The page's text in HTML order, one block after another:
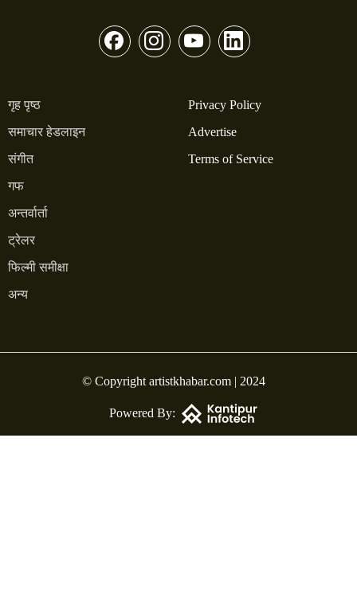
गृह पृष्ठ
समाचार हेडलाइन
संगीत
गफ
अन्तर्वार्ता
ट्रेलर
फिल्मी समीक्षा
अन्य
Privacy Policy
Advertise
Terms of Service
© Copyright artistkhabar.com | 2024
Powered By: